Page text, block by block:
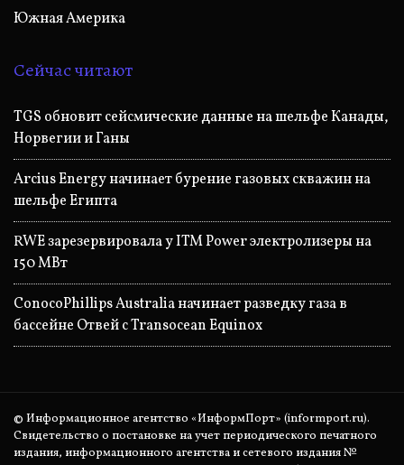
Южная Америка
Сейчас читают
TGS обновит сейсмические данные на шельфе Канады,
Норвегии и Ганы
Arcius Energy начинает бурение газовых скважин на
шельфе Египта
RWE зарезервировала у ITM Power электролизеры на
150 МВт
ConocoPhillips Australia начинает разведку газа в
бассейне Отвей с Transocean Equinox
© Информационное агентство «ИнформПорт» (informport.ru).
Свидетельство о постановке на учет периодического печатного
издания, информационного агентства и сетевого издания №